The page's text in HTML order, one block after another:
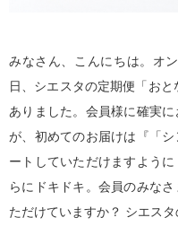
みなさん、こんにちは。オ
日、シエスタの定期便「お
ありました。会員様に確実
が、初めてのお届けは『「
ートしていただけますよう
らにドキドキ。会員のみな
ただけていますか？ シエ